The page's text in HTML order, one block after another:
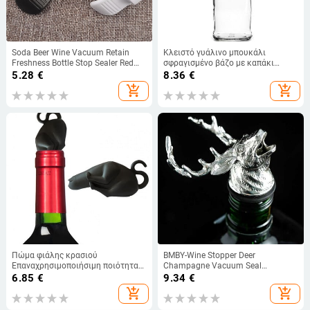
Soda Beer Wine Vacuum Retain
Freshness Bottle Stop Sealer Red
Wine Vacuum Sealed Saver
Εργαλεία βύσματος συντήρησης
Retain Freshness
5.28 €
add_shopping_cart
Κλειστό γυάλινο μπουκάλι
σφραγισμένο βάζο με καπάκι
Swing μπουκάλι μπύρας Ενζυμικό
πόρπη για μπουκάλι πώμα για
πάνω πώματα μπουκαλιών μπύρας
8.36 €
add_shopping_cart
Πώμα φιάλης κρασιού
Επαναχρησιμοποιήσιμη ποιότητα
τροφίμων καλής απόδοσης
σφράγισης Αδιάβροχη σιλικόνη
Lovely Cat Bottle Sealing Plug
6.85 €
add_shopping_cart
BMBY-Wine Stopper Deer
Champagne Vacuum Seal
Εργαλεία κουζίνας Αξεσουάρ
Μπαρ Home Brewing Wine Making
Barware Wine Dispenser
9.34 €
add_shopping_cart